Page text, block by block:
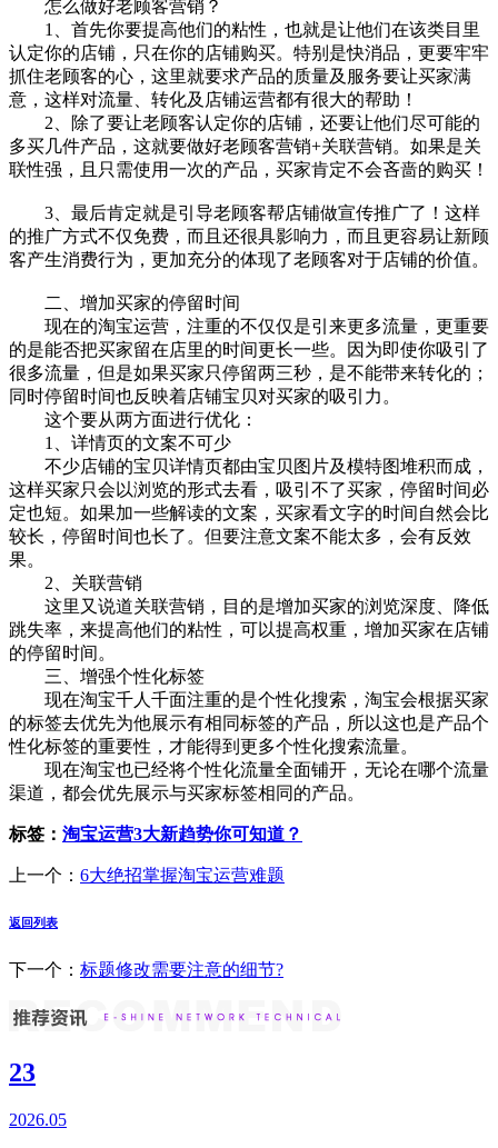
怎么做好老顾客营销？
1、首先你要提高他们的粘性，也就是让他们在该类目里
认定你的店铺，只在你的店铺购买。特别是快消品，更要牢牢
抓住老顾客的心，这里就要求产品的质量及服务要让买家满
意，这样对流量、转化及店铺运营都有很大的帮助！
2、除了要让老顾客认定你的店铺，还要让他们尽可能的
多买几件产品，这就要做好老顾客营销+关联营销。如果是关
联性强，且只需使用一次的产品，买家肯定不会吝啬的购买！
3、最后肯定就是引导老顾客帮店铺做宣传推广了！这样
的推广方式不仅免费，而且还很具影响力，而且更容易让新顾
客产生消费行为，更加充分的体现了老顾客对于店铺的价值。
二、增加买家的停留时间
现在的淘宝运营，注重的不仅仅是引来更多流量，更重要
的是能否把买家留在店里的时间更长一些。因为即使你吸引了
很多流量，但是如果买家只停留两三秒，是不能带来转化的；
同时停留时间也反映着店铺宝贝对买家的吸引力。
这个要从两方面进行优化：
1、详情页的文案不可少
不少店铺的宝贝详情页都由宝贝图片及模特图堆积而成，
这样买家只会以浏览的形式去看，吸引不了买家，停留时间必
定也短。如果加一些解读的文案，买家看文字的时间自然会比
较长，停留时间也长了。但要注意文案不能太多，会有反效
果。
2、关联营销
这里又说道关联营销，目的是增加买家的浏览深度、降低
跳失率，来提高他们的粘性，可以提高权重，增加买家在店铺
的停留时间。
三、增强个性化标签
现在淘宝千人千面注重的是个性化搜索，淘宝会根据买家
的标签去优先为他展示有相同标签的产品，所以这也是产品个
性化标签的重要性，才能得到更多个性化搜索流量。
现在淘宝也已经将个性化流量全面铺开，无论在哪个流量
渠道，都会优先展示与买家标签相同的产品。
标签： 淘宝运营3大新趋势你可知道？
上一个： 6大绝招掌握淘宝运营难题
返回列表
下一个： 标题修改需要注意的细节?
23
2026.05